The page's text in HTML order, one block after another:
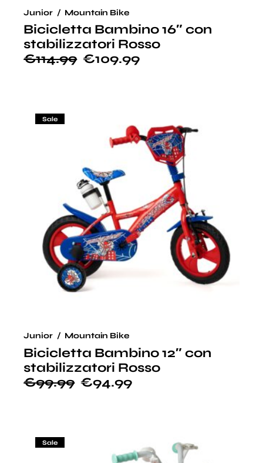
Bicicletta Bambino 16″ con
stabilizzatori Rosso
€114.99 €109.99
Junior Mountain Bike
Sale
Bicicletta Bambino 12″ con
stabilizzatori Rosso
€99.99 €94.99
Junior Mountain Bike
Sale